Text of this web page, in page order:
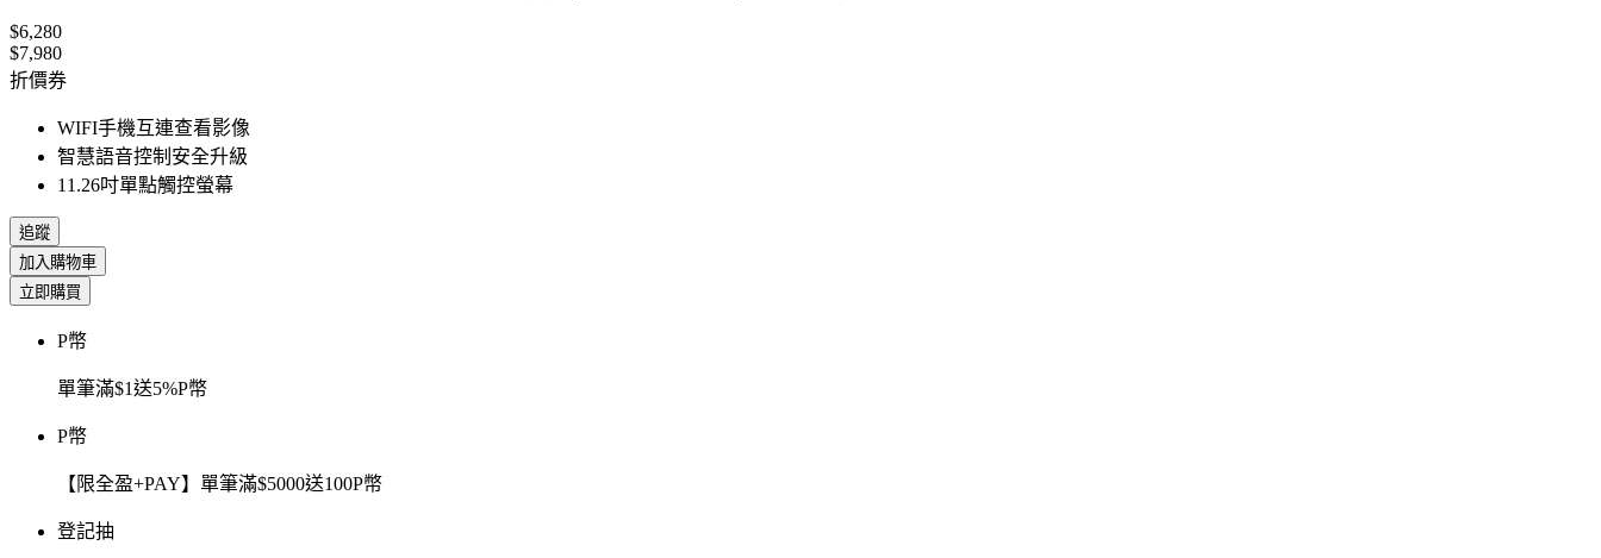
$6,280
$7,980
折價券
WIFI手機互連查看影像
智慧語音控制安全升級
11.26吋單點觸控螢幕
追蹤
加入購物車
立即購買
P幣
單筆滿$1送5%P幣
P幣
【限全盈+PAY】單筆滿$5000送100P幣
登記抽